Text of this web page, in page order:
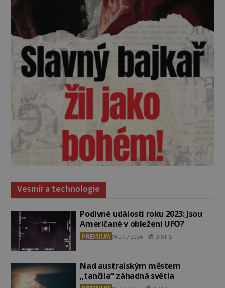
Vesmír a technologie
Podivné události roku 2023: Jsou
Američané v obležení UFO?
PREMIUM 27.7.2026 3.5TIS
Nad australským městem
„tančila“ záhadná světla